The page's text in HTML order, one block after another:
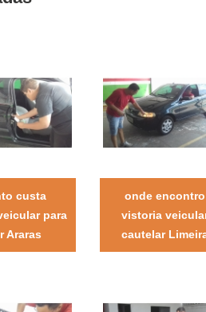
custa
para
Araras
onde encontro
vistoria
cautelar